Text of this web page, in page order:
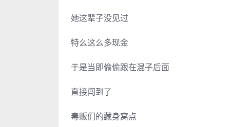
她这辈子没见过
特么这么多现金
于是当即偷偷跟在混子后面
直接闯到了
毒贩们的藏身窝点